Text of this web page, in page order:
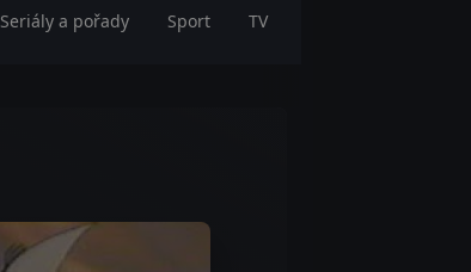
Seriály a pořady Sport TV